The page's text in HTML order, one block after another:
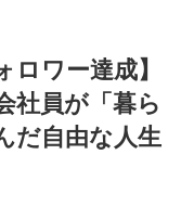
ロワー達成】
社員が「暮ら
だ自由な人生